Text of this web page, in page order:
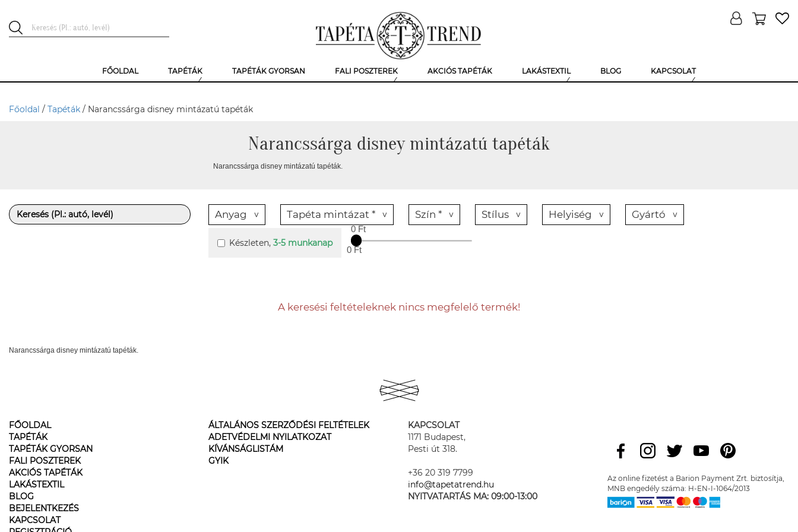
FŐOLDAL TAPÉTÁK TAPÉTÁK GYORSAN FALI POSZTEREK AKCIÓS TAPÉTÁK LAKÁSTEXTIL BLOG KAPCSOLAT
Főoldal / Tapéták / Narancssárga disney mintázatú tapéták
Narancssárga disney mintázatú tapéták
Narancssárga disney mintázatú tapéták.
Anyag Tapéta mintázat * Szín * Stílus Helyiség Gyártó
Készleten, 3-5 munkanap
0 Ft
0 Ft
A keresési feltételeknek nincs megfelelő termék!
Narancssárga disney mintázatú tapéták.
FŐOLDAL
TAPÉTÁK
TAPÉTÁK GYORSAN
FALI POSZTEREK
AKCIÓS TAPÉTÁK
LAKÁSTEXTIL
BLOG
BEJELENTKEZÉS
KAPCSOLAT
ÁLTALÁNOS SZERZŐDÉSI FELTÉTELEK
ADETVÉDELMI NYILATKOZAT
KÍVÁNSÁGLISTÁM
GYIK
KAPCSOLAT
1171 Budapest,
Pesti út 318.
+36 20 319 7799
info@tapetatrend.hu
NYITVATARTÁS MA: 09:00-13:00
Az online fizetést a Barion Payment Zrt. biztosítja,
MNB engedély száma: H-EN-I-1064/2013